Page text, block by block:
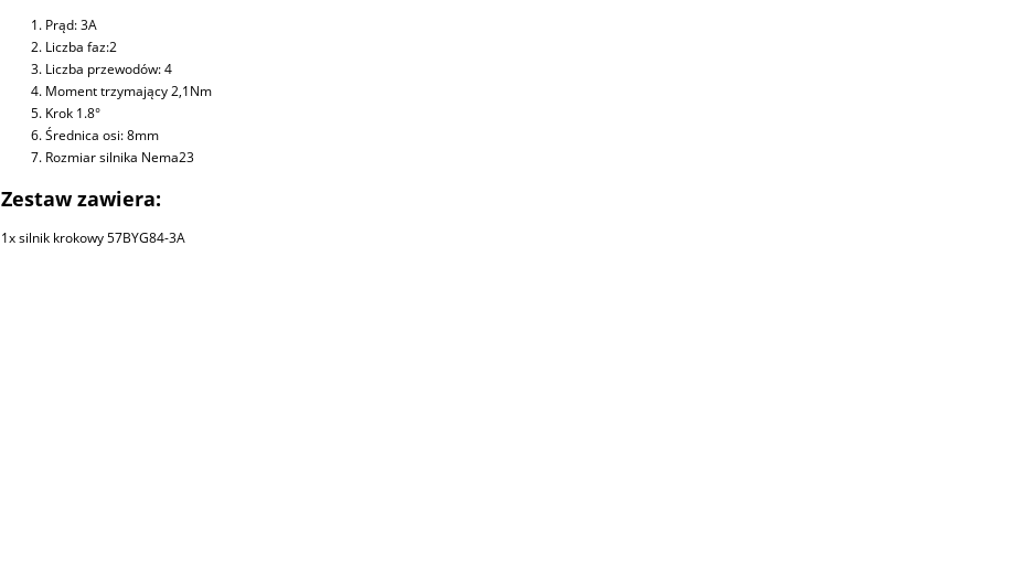
Prąd: 3A
Liczba faz:2
Liczba przewodów: 4
Moment trzymający 2,1Nm
Krok 1.8°
Średnica osi: 8mm
Rozmiar silnika Nema23
Zestaw zawiera:
1x silnik krokowy 57BYG84-3A